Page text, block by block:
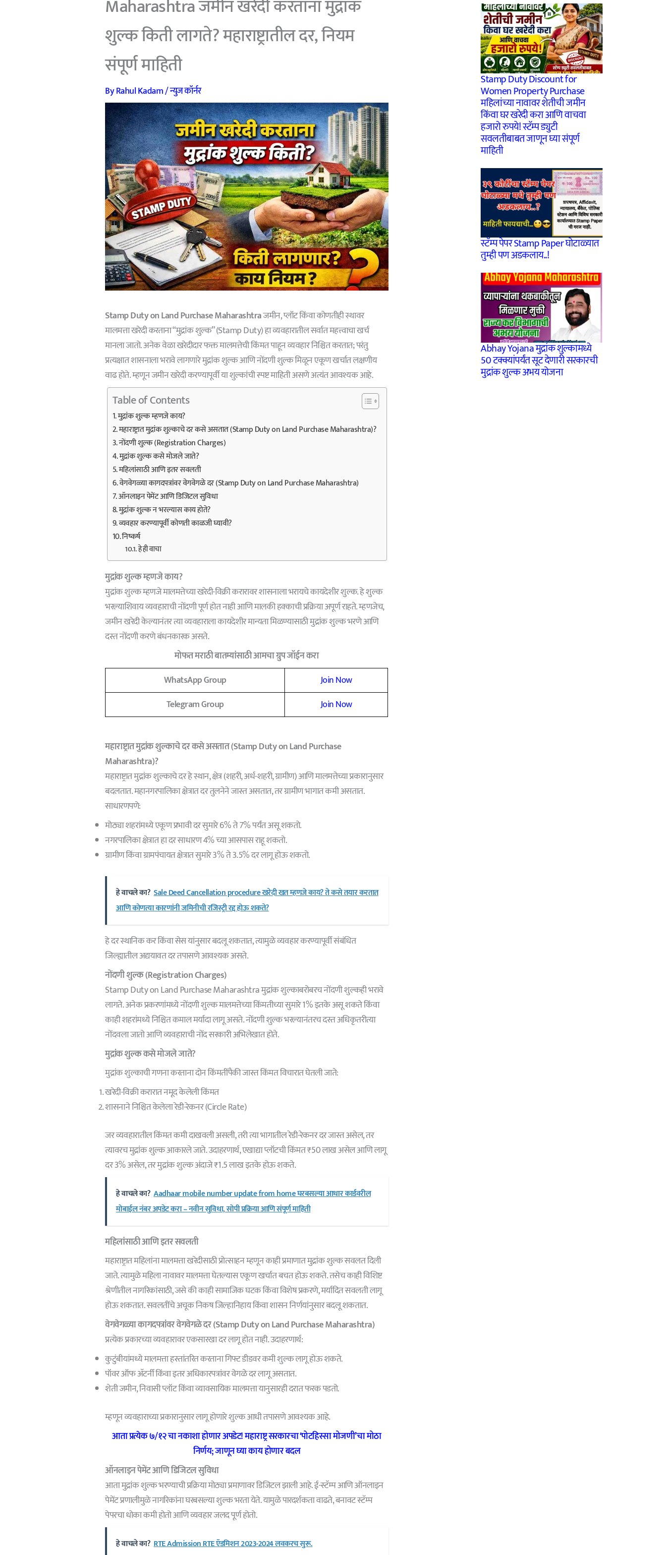
Maharashtra जमीन खरेदी करताना मुद्रांक
शुल्क किती लागते? महाराष्ट्रातील दर, नियम
संपूर्ण माहिती
ByRahul Kadam/न्युज कॉर्नर
Stamp Duty on Land Purchase Maharashtraजमीन, प्लॉट किंवा कोणतीही स्थावर
मालमत्ता खरेदी करताना “मुद्रांक शुल्क” (Stamp Duty) हा व्यवहारातील सर्वात महत्त्वाचा खर्च
मानला जातो. अनेक वेळा खरेदीदार फक्त मालमत्तेची किंमत पाहून व्यवहार निश्चित करतात; परंतु
प्रत्यक्षात शासनाला भरावे लागणारे मुद्रांक शुल्क आणि नोंदणी शुल्क मिळून एकूण खर्चात लक्षणीय
वाढ होते. म्हणून जमीन खरेदी करण्यापूर्वी या शुल्कांची स्पष्ट माहिती असणे अत्यंत आवश्यक आहे.
Table of Contents
मुद्रांक शुल्क म्हणजे काय?
महाराष्ट्रात मुद्रांक शुल्काचे दर कसे असतात (Stamp Duty on Land Purchase Maharashtra)?
नोंदणी शुल्क (Registration Charges)
मुद्रांक शुल्क कसे मोजले जाते?
महिलांसाठी आणि इतर सवलती
वेगवेगळ्या कागदपत्रांवर वेगवेगळे दर (Stamp Duty on Land Purchase Maharashtra)
ऑनलाइन पेमेंट आणि डिजिटल सुविधा
मुद्रांक शुल्क न भरल्यास काय होते?
व्यवहार करण्यापूर्वी कोणती काळजी घ्यावी?
निष्कर्ष
हे ही वाचा
मुद्रांक शुल्क म्हणजे काय?
मुद्रांक शुल्क म्हणजे मालमत्तेच्या खरेदी-विक्री करारावर शासनाला भरायचे कायदेशीर शुल्क. हे शुल्क
भरल्याशिवाय व्यवहाराची नोंदणी पूर्ण होत नाही आणि मालकी हक्काची प्रक्रिया अपूर्ण राहते. म्हणजेच,
जमीन खरेदी केल्यानंतर त्या व्यवहाराला कायदेशीर मान्यता मिळण्यासाठी मुद्रांक शुल्क भरणे आणि
दस्त नोंदणी करणे बंधनकारक असते.
मोफत मराठी बातम्यांसाठी आमचा ग्रुप जॉईन करा
WhatsApp Group
Join Now
Telegram Group
Join Now
महाराष्ट्रात मुद्रांक शुल्काचे दर कसे असतात (Stamp Duty on Land Purchase
Maharashtra)?
महाराष्ट्रात मुद्रांक शुल्काचे दर हे स्थान, क्षेत्र (शहरी, अर्ध-शहरी, ग्रामीण) आणि मालमत्तेच्या प्रकारानुसार
बदलतात. महानगरपालिका क्षेत्रात दर तुलनेने जास्त असतात, तर ग्रामीण भागात कमी असतात.
साधारणपणे:
मोठ्या शहरांमध्ये एकूण प्रभावी दर सुमारे 6% ते 7% पर्यंत असू शकतो.
नगरपालिका क्षेत्रात हा दर साधारण 4% च्या आसपास राहू शकतो.
ग्रामीण किंवा ग्रामपंचायत क्षेत्रात सुमारे 3% ते 3.5% दर लागू होऊ शकतो.
हे वाचले का? Sale Deed Cancellation procedure खरेदी खत म्हणजे काय? ते कसे तयार करतात
आणि कोणत्या कारणांनी जमिनीची रजिस्ट्री रद्द होऊ शकते?
हे दर स्थानिक कर किंवा सेस यांनुसार बदलू शकतात, त्यामुळे व्यवहार करण्यापूर्वी संबंधित
जिल्ह्यातील अद्ययावत दर तपासणे आवश्यक असते.
नोंदणी शुल्क (Registration Charges)
Stamp Duty on Land Purchase Maharashtra मुद्रांक शुल्काबरोबरच नोंदणी शुल्कही भरावे
लागते. अनेक प्रकरणांमध्ये नोंदणी शुल्क मालमत्तेच्या किंमतीच्या सुमारे 1% इतके असू शकते किंवा
काही शहरांमध्ये निश्चित कमाल मर्यादा लागू असते. नोंदणी शुल्क भरल्यानंतरच दस्त अधिकृतरीत्या
नोंदवला जातो आणि व्यवहाराची नोंद सरकारी अभिलेखात होते.
मुद्रांक शुल्क कसे मोजले जाते?
मुद्रांक शुल्काची गणना करताना दोन किंमतींपैकी जास्त किंमत विचारात घेतली जाते:
खरेदी-विक्री करारात नमूद केलेली किंमत
शासनाने निश्चित केलेला रेडी-रेकनर (Circle Rate)
जर व्यवहारातील किंमत कमी दाखवली असली, तरी त्या भागातील रेडी-रेकनर दर जास्त असेल, तर
त्यावरच मुद्रांक शुल्क आकारले जाते. उदाहरणार्थ, एखाद्या प्लॉटची किंमत ₹50 लाख असेल आणि लागू
दर 3% असेल, तर मुद्रांक शुल्क अंदाजे ₹1.5 लाख इतके होऊ शकते.
हे वाचले का? Aadhaar mobile number update from home घरबसल्या आधार कार्डवरील
मोबाईल नंबर अपडेट करा – नवीन सुविधा, सोपी प्रक्रिया आणि संपूर्ण माहिती
महिलांसाठी आणि इतर सवलती
महाराष्ट्रात महिलांना मालमत्ता खरेदीसाठी प्रोत्साहन म्हणून काही प्रमाणात मुद्रांक शुल्क सवलत दिली
जाते. त्यामुळे महिला नावावर मालमत्ता घेतल्यास एकूण खर्चात बचत होऊ शकते. तसेच काही विशिष्ट
श्रेणीतील नागरिकांसाठी, जसे की काही सामाजिक घटक किंवा विशेष प्रकरणे, मर्यादित सवलती लागू
होऊ शकतात. सवलतींचे अचूक निकष जिल्हानिहाय किंवा शासन निर्णयांनुसार बदलू शकतात.
वेगवेगळ्या कागदपत्रांवर वेगवेगळे दर (Stamp Duty on Land Purchase Maharashtra)
प्रत्येक प्रकारच्या व्यवहारावर एकसारखा दर लागू होत नाही. उदाहरणार्थ:
कुटुंबीयांमध्ये मालमत्ता हस्तांतरित करताना गिफ्ट डीडवर कमी शुल्क लागू होऊ शकते.
पॉवर ऑफ अ‍ॅटर्नी किंवा इतर अधिकारपत्रांवर वेगळे दर लागू असतात.
शेती जमीन, निवासी प्लॉट किंवा व्यावसायिक मालमत्ता यानुसारही दरात फरक पडतो.
म्हणून व्यवहाराच्या प्रकारानुसार लागू होणारे शुल्क आधी तपासणे आवश्यक आहे.
आता प्रत्येक ७/१२ चा नकाशा होणार अपडेट! महाराष्ट्र सरकारचा ‘पोटहिस्सा मोजणी’चा मोठा
निर्णय; जाणून घ्या काय होणार बदल
ऑनलाइन पेमेंट आणि डिजिटल सुविधा
आता मुद्रांक शुल्क भरण्याची प्रक्रिया मोठ्या प्रमाणावर डिजिटल झाली आहे. ई-स्टॅम्प आणि ऑनलाइन
पेमेंट प्रणालीमुळे नागरिकांना घरबसल्या शुल्क भरता येते. यामुळे पारदर्शकता वाढते, बनावट स्टॅम्प
पेपरचा धोका कमी होतो आणि व्यवहार जलद पूर्ण होतो.
हे वाचले का? RTE Admission RTE ऍडमिशन 2023-2024 लवकरच सुरू.
Stamp Duty Discount for
Women Property Purchase
महिलांच्या नावावर शेतीची जमीन
किंवा घर खरेदी करा आणि वाचवा
हजारो रुपये! स्टॅम्प ड्युटी
सवलतीबाबत जाणून घ्या संपूर्ण
माहिती
स्टॅम्प पेपर Stamp Paper घोटाळ्यात
तुम्ही पण अडकलाय..!
Abhay Yojana मुद्रांक शुल्कामध्ये
50 टक्क्यांपर्यंत सूट देणारी सरकारची
मुद्रांक शुल्क अभय योजना